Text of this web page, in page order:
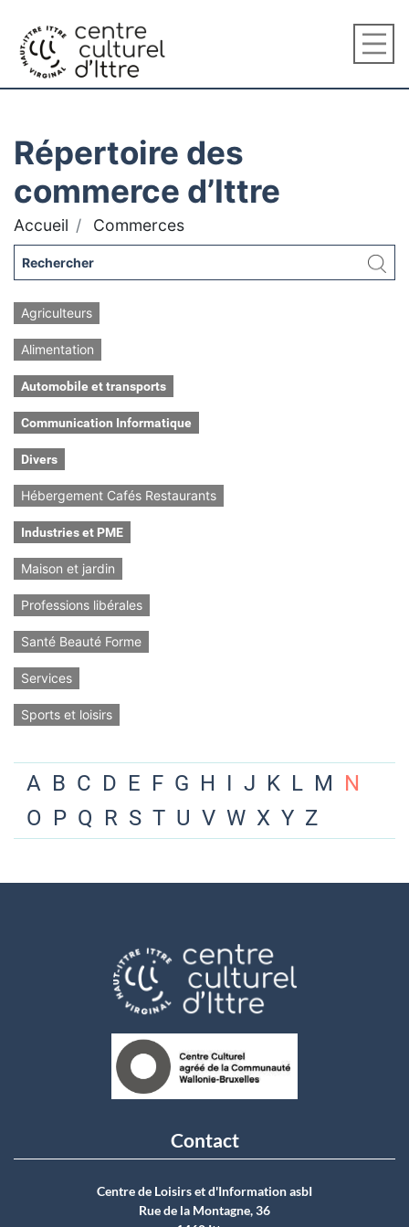
Répertoire des
commerce d’Ittre
Accueil Commerces
Agriculteurs
Alimentation
Automobile et transports
Communication Informatique
Divers
Hébergement Cafés Restaurants
Industries et PME
Maison et jardin
Professions libérales
Santé Beauté Forme
Services
Sports et loisirs
A B C D E F G H I J K L M N
O P Q R S T U V W X Y Z
Contact
Centre de Loisirs et d'Information asbI
Rue de la Montagne, 36